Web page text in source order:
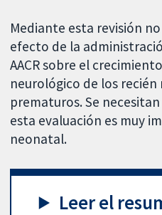
Mediante esta revisión
efecto de la
AACR sobre el
neurológico de los
prematuros. Se
esta evaluación es muy
neonatal.
Leer el